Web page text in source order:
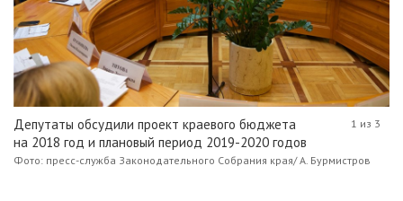
Депутаты обсудили проект краевого бюджета
на 2018 год и плановый период 2019-2020 годов
Фото: пресс-служба Законодательного Собрания края/ А. Бурмистров
1 из 3